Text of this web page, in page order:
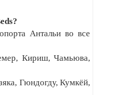
Антальи во все
Кириш, Чамьюва,
Гюндогду, Кумкёй,